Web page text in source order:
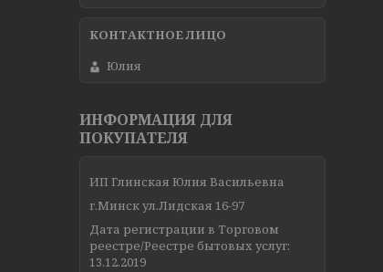
Юлия
ИНФОРМАЦИЯ ДЛЯ
ПОКУПАТЕЛЯ
ИП Глинская Юлия Васильевна
г.Минск ул.Лидская 16-97
Дата регистрации в Торговом
реестре/Реестре бытовых услуг:
13.12.2019